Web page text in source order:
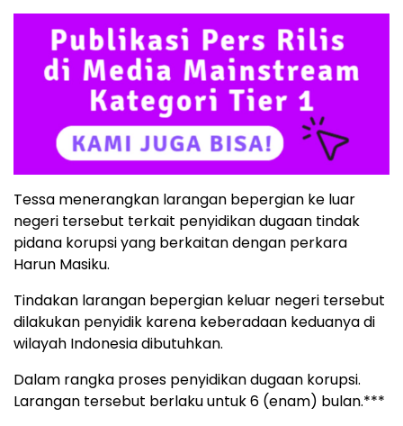
Tessa menerangkan larangan bepergian ke luar
negeri tersebut terkait penyidikan dugaan tindak
pidana korupsi yang berkaitan dengan perkara
Harun Masiku.
Tindakan larangan bepergian keluar negeri tersebut
dilakukan penyidik karena keberadaan keduanya di
wilayah Indonesia dibutuhkan.
Dalam rangka proses penyidikan dugaan korupsi.
Larangan tersebut berlaku untuk 6 (enam) bulan.***